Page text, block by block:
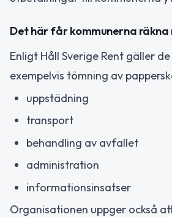
Det här får kommunerna
Enligt Håll Sverige Rent gäller
exempelvis tömning av
uppstädning
transport
behandling av avfallet
administration
informationsinsatser
Organisationen uppger också